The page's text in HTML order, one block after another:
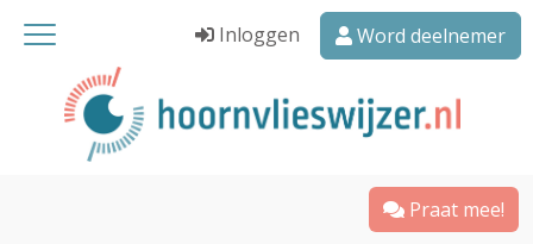
Inloggen Word deelnemer
Praat mee!